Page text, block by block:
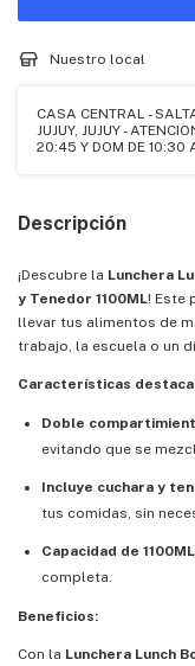
Nuestro local
CASA CENTRAL -
JUJUY, JUJUY -
20:45 Y DOM DE 10:30
Descripción
¡Descubre la Lunchera
y Tenedor 1100ML! Este
llevar tus alimentos de
trabajo, la escuela o un
Características
Doble
evitando que se
Incluye cuchara y
tus comidas, sin
Capacidad de
completa.
Beneficios:
Con la Lunchera Lunch